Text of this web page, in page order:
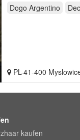
Dogo Argentino
PL-41-400
kaufen